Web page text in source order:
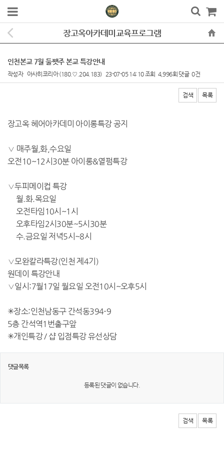
장고옥아카데미교육프로그램
인천본교 7월 둘쨋주 본교 특강안내
작성자 아사히코리아(180.♡.204.183) 23-07-05 14:10조회 4,996회 댓글 0건
검색 목록
장고옥 헤어아카데미 아이롱특강 공지
∨ 매주월,화,수요일
오전10~12시30분 아이롱&열펌특강
∨두피메이컵 특강
월.화.목요일
오전타임10시~1시
오후타임2시30분~5시30분
수.금요일 저녁5시~8시
∨모완칼라특강(인천 제4기)
원데이 특강안내
∨일시:7월17일 월요일 오전10시~오후5시
✳장소:인천남동구 간석동394-9
5층 간석역1번출구앞
✳개인특강 / 샵 입점특강 유선상담
댓글목록
등록된 댓글이 없습니다.
검색 목록